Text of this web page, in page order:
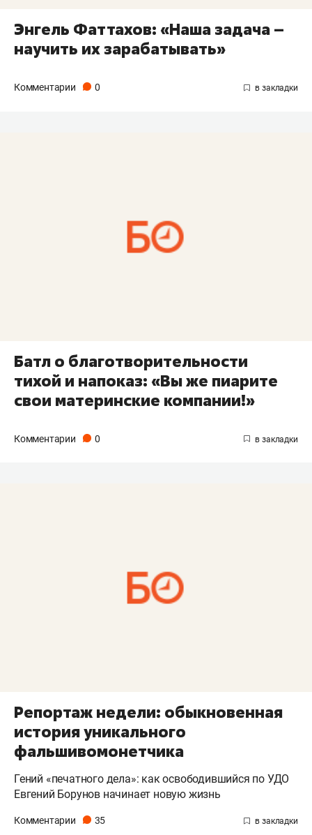
Энгель Фаттахов: «Наша задача –
научить их зарабатывать»
Комментарии 0
Батл о благотворительности
тихой и напоказ: «Вы же пиарите
свои материнские компании!»
Комментарии 0
Репортаж недели: обыкновенная
история уникального
фальшивомонетчика
Гений «печатного дела»: как освободившийся по УДО
Евгений Борунов начинает новую жизнь
Комментарии 35